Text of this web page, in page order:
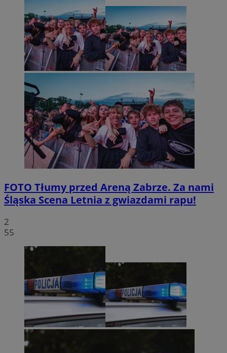
FOTO Tłumy przed Areną Zabrze. Za nami
Śląska Scena Letnia z gwiazdami rapu!
2
55